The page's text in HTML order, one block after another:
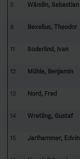
5 Wändin, Sebastian
8 Bexelius, Theodor
11 Söderlind, Ivan
12 Mühle, Benjamin
13 Nord, Fred
14 Wretling, Gustaf
15 Jarlhammer, Edvin